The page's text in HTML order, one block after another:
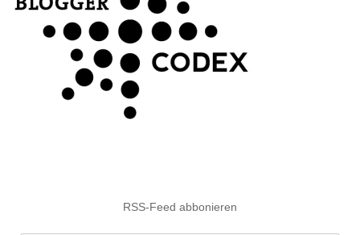
RSS-Feed abbonieren